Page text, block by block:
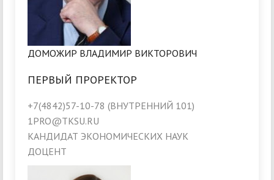
ДОМОЖИР ВЛАДИМИР ВИКТОРОВИЧ
ПЕРВЫЙ ПРОРЕКТОР
+7(4842)57-10-78 (ВНУТРЕННИЙ 101)
1PRO@TKSU.RU
КАНДИДАТ ЭКОНОМИЧЕСКИХ НАУК
ДОЦЕНТ